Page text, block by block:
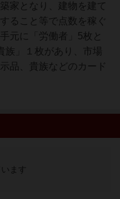
家となり、建物を建て
ること等で点数を稼ぐ
元に「労働者」5枚と
族」１枚があり、市場
品、貴族などのカード
ます